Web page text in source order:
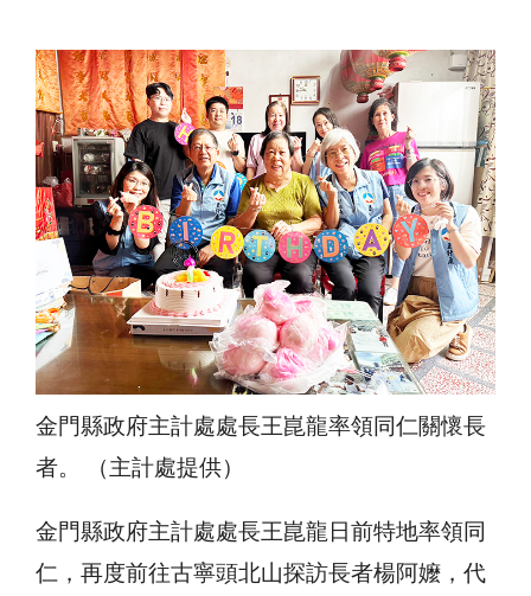
金門縣政府主計處處長王崑龍率領同仁關懷長
者。 （主計處提供）
金門縣政府主計處處長王崑龍日前特地率領同
仁，再度前往古寧頭北山探訪長者楊阿嬤，代